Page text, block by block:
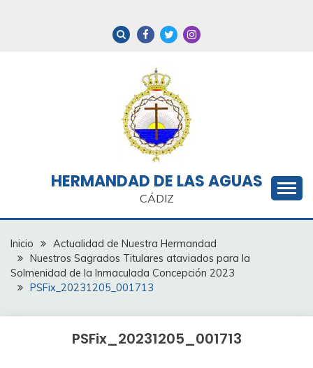
HERMANDAD DE LAS AGUAS
CÁDIZ
Inicio
Actualidad de Nuestra Hermandad
Nuestros Sagrados Titulares ataviados para la
Solmenidad de la Inmaculada Concepción 2023
PSFix_20231205_001713
PSFix_20231205_001713